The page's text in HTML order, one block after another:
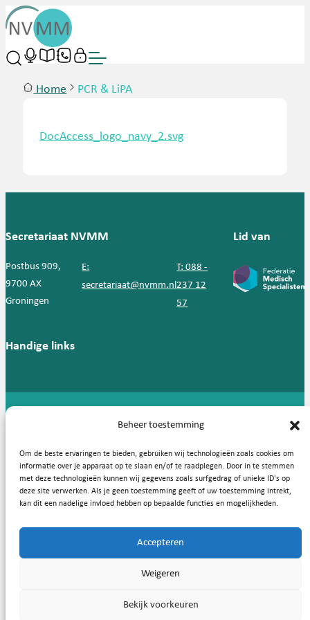
Beheer toestemming
Om de beste ervaringen te bieden, gebruiken wij technologieën zoals cookies om
informatie over je apparaat op te slaan en/of te raadplegen. Door in te stemmen
met deze technologieën kunnen wij gegevens zoals surfgedrag of unieke ID's op
deze site verwerken. Als je geen toestemming geeft of uw toestemming intrekt,
kan dit een nadelige invloed hebben op bepaalde functies en mogelijkheden.
Accepteren
Weigeren
Bekijk voorkeuren
Home PCR & LiPA
DocAccess_logo_navy_2.svg
Secretariaat NVMM
Postbus 909,
9700 AX
Groningen
E:
secretariaat@nvmm.nl
T: 088 -
237 12
57
Lid van
Handige links
Copyright © 2026, Nederlandse Vereniging voor Medische
Privacy statement Cookies